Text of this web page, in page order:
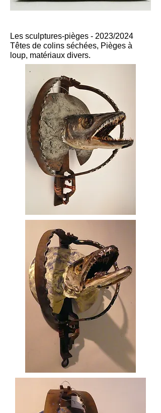
Les sculptures-pièges - 2023/2024
Têtes de colins séchées, Pièges à
loup, matériaux divers.